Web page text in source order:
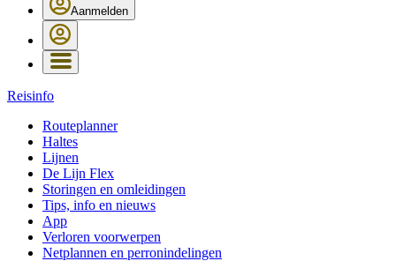
Aanmelden
Reisinfo
Routeplanner
Haltes
Lijnen
De Lijn Flex
Storingen en omleidingen
Tips, info en nieuws
App
Verloren voorwerpen
Netplannen en perronindelingen